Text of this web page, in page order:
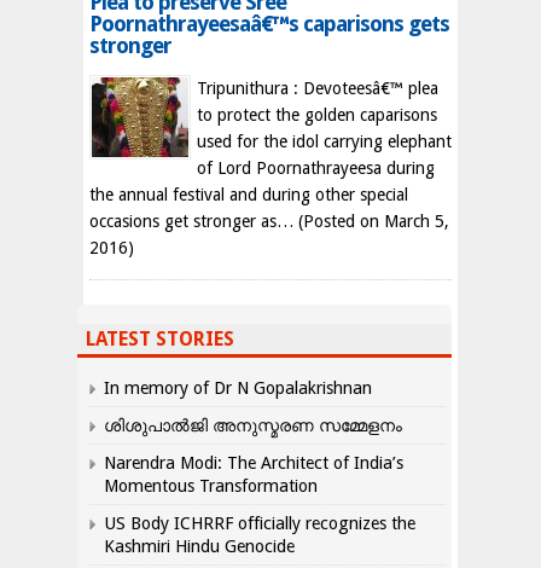
Poornathrayeesaâ€™s caparisons gets
stronger
Tripunithura : Devoteesâ€™ plea
to protect the golden caparisons
used for the idol carrying elephant
of Lord Poornathrayeesa during
the annual festival and during other special
occasions get stronger as… (Posted on March 5,
2016)
LATEST STORIES
In memory of Dr N Gopalakrishnan
ശിശുപാൽജി അനുസ്മരണ സമ്മേളനം
Narendra Modi: The Architect of India’s
Momentous Transformation
US Body ICHRRF officially recognizes the
Kashmiri Hindu Genocide